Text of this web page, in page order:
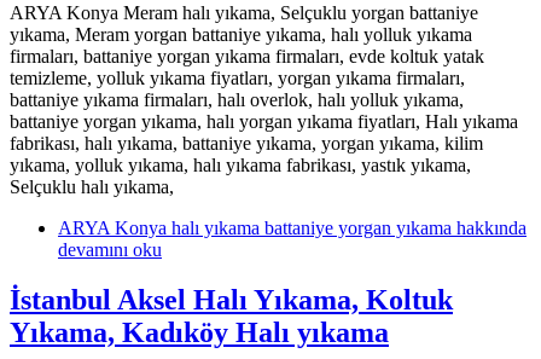
ARYA Konya Meram halı yıkama, Selçuklu yorgan battaniye
yıkama, Meram yorgan battaniye yıkama, halı yolluk yıkama
firmaları, battaniye yorgan yıkama firmaları, evde koltuk yatak
temizleme, yolluk yıkama fiyatları, yorgan yıkama firmaları,
battaniye yıkama firmaları, halı overlok, halı yolluk yıkama,
battaniye yorgan yıkama, halı yorgan yıkama fiyatları, Halı yıkama
fabrikası, halı yıkama, battaniye yıkama, yorgan yıkama, kilim
yıkama, yolluk yıkama, halı yıkama fabrikası, yastık yıkama,
Selçuklu halı yıkama,
ARYA Konya halı yıkama battaniye yorgan yıkama hakkında
devamını oku
İstanbul Aksel Halı Yıkama, Koltuk
Yıkama, Kadıköy Halı yıkama